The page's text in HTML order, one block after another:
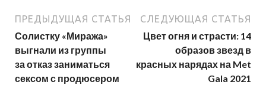
ПРЕДЫДУЩАЯ СТАТЬЯ
Солистку «Миража»
выгнали из группы
за отказ заниматься
сексом с продюсером
СЛЕДУЮЩАЯ СТАТЬЯ
Цвет огня и страсти: 14
образов звезд в
красных нарядах на Met
Gala 2021